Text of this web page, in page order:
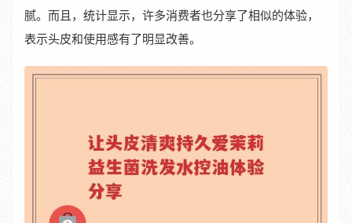
腻。而且，统计显示，许多消费者也分享了相似的体验，
表示头皮和使用感有了明显改善。